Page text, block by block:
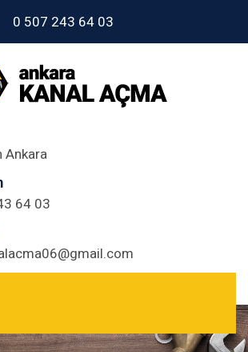
0 507 243 64 03
Ankara
64 03